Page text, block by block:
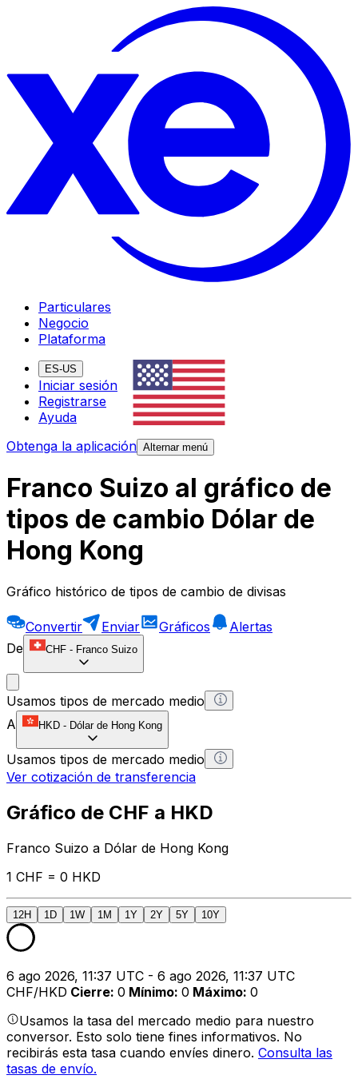
Particulares
Negocio
Plataforma
ES-US
Iniciar sesión
Registrarse
Ayuda
Obtenga la aplicación Alternar menú
Franco Suizo al gráfico de
tipos de cambio Dólar de
Hong Kong
Gráfico histórico de tipos de cambio de divisas
Convertir Enviar Gráficos
Alertas
De
CHF - Franco Suizo
Usamos tipos de mercado medio
A
HKD - Dólar de Hong Kong
Usamos tipos de mercado medio
Ver cotización de transferencia
Gráfico de CHF a HKD
Franco Suizo a Dólar de Hong Kong
1 CHF = 0 HKD
12H 1D 1W 1M 1Y 2Y 5Y 10Y
6 ago 2026, 11:37 UTC - 6 ago 2026, 11:37 UTC
CHF/HKD Cierre: 0 Mínimo: 0 Máximo: 0
Usamos la tasa del mercado medio para nuestro
conversor. Esto solo tiene fines informativos. No
recibirás esta tasa cuando envíes dinero. Consulta las
tasas de envío.